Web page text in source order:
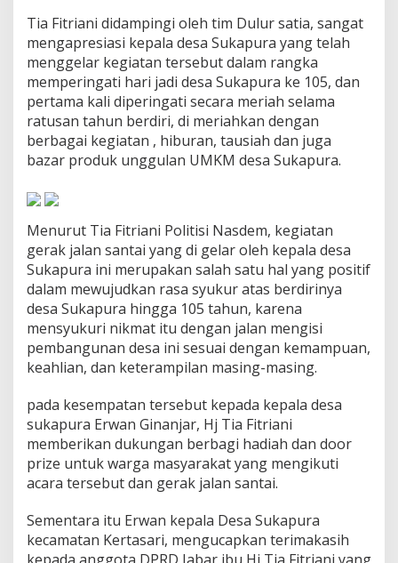
M
i
a
n
g
k
a
l
a
D
e
a
S
u
k
a
p
u
a
K
e
r
t
a
a
r
i
Tia Fitriani didampingi oleh tim Dulur satia, sangat
mengapresiasi kepala desa Sukapura yang telah
menggelar kegiatan tersebut dalam rangka
memperingati hari jadi desa Sukapura ke 105, dan
pertama kali diperingati secara meriah selama
ratusan tahun berdiri, di meriahkan dengan
berbagai kegiatan , hiburan, tausiah dan juga
bazar produk unggulan UMKM desa Sukapura.
Menurut Tia Fitriani Politisi Nasdem, kegiatan
gerak jalan santai yang di gelar oleh kepala desa
Sukapura ini merupakan salah satu hal yang positif
dalam mewujudkan rasa syukur atas berdirinya
desa Sukapura hingga 105 tahun, karena
mensyukuri nikmat itu dengan jalan mengisi
pembangunan desa ini sesuai dengan kemampuan,
keahlian, dan keterampilan masing-masing.
pada kesempatan tersebut kepada kepala desa
sukapura Erwan Ginanjar, Hj Tia Fitriani
memberikan dukungan berbagi hadiah dan door
prize untuk warga masyarakat yang mengikuti
acara tersebut dan gerak jalan santai.
Sementara itu Erwan kepala Desa Sukapura
kecamatan Kertasari, mengucapkan terimakasih